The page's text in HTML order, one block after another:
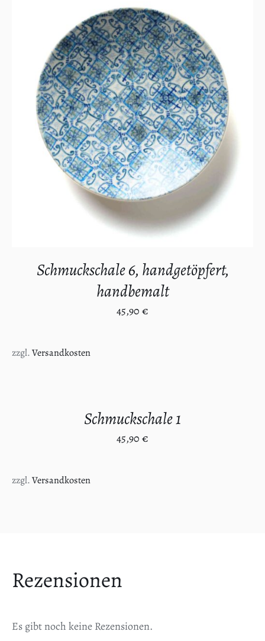
IN DEN WARENKORB
/
DETAILS
Schmuckschale 6, handgetöpfert,
handbemalt
45,90 €
zzgl.Versandkosten
Schmuckschale 1
45,90 €
zzgl.Versandkosten
Rezensionen
Es gibt noch keine Rezensionen.